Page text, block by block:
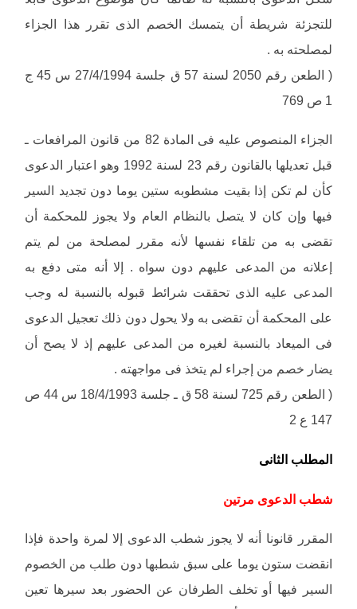
للتجزئة شريطة أن يتمسك الخصم الذى تقرر هذا الجزاء
لمصلحته به .
( الطعن رقم 2050 لسنة 57 ق جلسة 27/4/1994 س 45 ج
1 ص 769
الجزاء المنصوص عليه فى المادة 82 من قانون المرافعات ـ
قبل تعديلها بالقانون رقم 23 لسنة 1992 وهو اعتبار الدعوى
كأن لم تكن إذا بقيت مشطوبه ستين يوما دون تجديد السير
فيها وإن كان لا يتصل بالنظام العام ولا يجوز للمحكمة أن
تقضى به من تلقاء نفسها لأنه مقرر لمصلحة من لم يتم
إعلانه من المدعى عليهم دون سواه . إلا أنه متى دفع به
المدعى عليه الذى تحققت شرائط قبوله بالنسبة له وجب
على المحكمة أن تقضى به ولا يحول دون ذلك تعجيل الدعوى
فى الميعاد بالنسبة لغيره من المدعى عليهم إذ لا يصح أن
يضار خصم من إجراء لم يتخذ فى مواجهته .
( الطعن رقم 725 لسنة 58 ق ـ جلسة 18/4/1993 س 44 ص
147 ع 2
المطلب الثانى
شطب الدعوى مرتين
المقرر قانونا أنه لا يجوز شطب الدعوى إلا لمرة واحدة فإذا
انقضت ستون يوما على سبق شطبها دون طلب من الخصوم
السير فيها أو تخلف الطرفان عن الحضور بعد سيرها تعين